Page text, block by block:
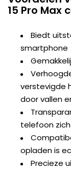
15 Pro Max
Biedt
smartphone
verstevigde
door vallen
telefoon
opladen is
Precieze